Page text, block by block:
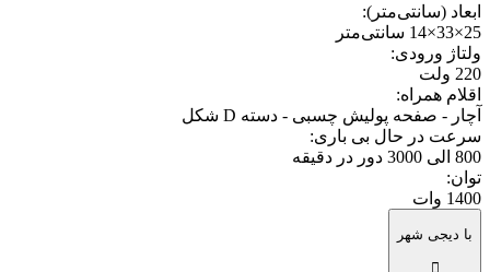
ابعاد (سانتی‌متر):
25×33×14 سانتی‎‌متر
ولتاژ ورودی:
220 ولت
اقلام همراه:
آچار - صفحه پولیش چسبی - دسته D شکل
سرعت در حال بی باری:
800 الی 3000 دور در دقیقه
توان:
1400 وات
با دیجی شهر